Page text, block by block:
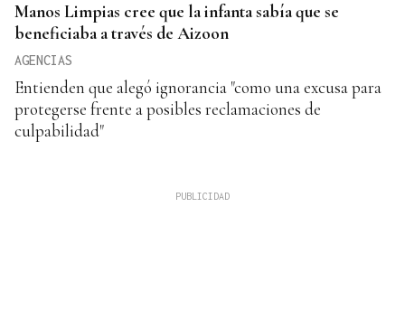
Manos Limpias cree que la infanta sabía que se
beneficiaba a través de Aizoon
AGENCIAS
Entienden que alegó ignorancia "como una excusa para
protegerse frente a posibles reclamaciones de
culpabilidad"